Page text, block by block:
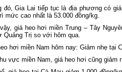
đó, Gia Lai tiếp tục là địa phương có
mức cao nhất là 53.000 đồng/kg.
giá heo hơi miền Trung – Tây
Quảng Trị so với hôm qua.
hơi miền Nam hôm nay: Giảm nhẹ tại
vực miền Nam, giá heo hơi cũng giảm